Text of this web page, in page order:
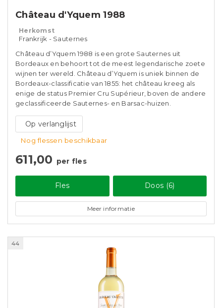
Château d'Yquem 1988
Herkomst
Frankrijk - Sauternes
Château d’Yquem 1988 is een grote Sauternes uit
Bordeaux en behoort tot de meest legendarische zoete
wijnen ter wereld. Château d’Yquem is uniek binnen de
Bordeaux-classificatie van 1855: het château kreeg als
enige de status Premier Cru Supérieur, boven de andere
geclassificeerde Sauternes- en Barsac-huizen.
Op verlanglijst
Nog flessen beschikbaar
611,00 per fles
Fles Doos (6)
Meer informatie
44